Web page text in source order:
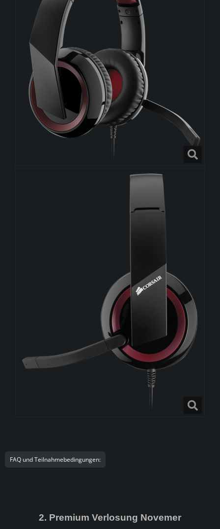
FAQ und Teilnahmebedingungen:
2. Premium Verlosung Novemer